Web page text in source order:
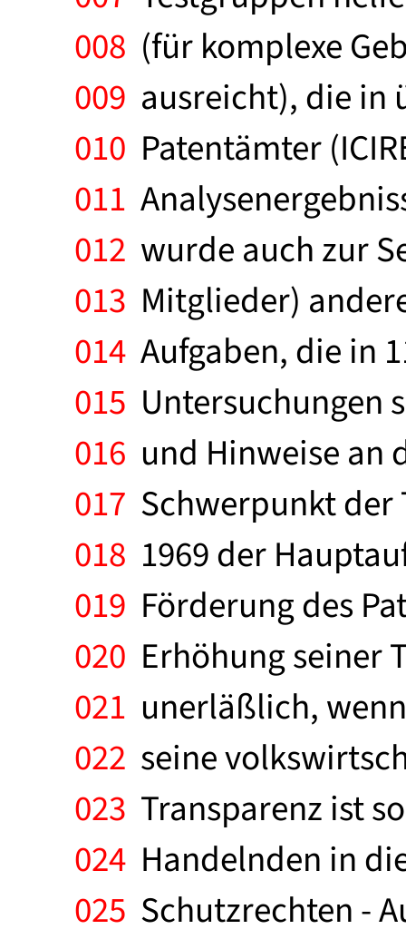
008 (für komplexe
009 ausreicht), die in
010 Patentämter
011
012 wurde auch zur
013 Mitglieder)
014 Aufgaben, die in
015 Untersuchungen
016 und Hinweise an
017 Schwerpunkt der
018 1969 der
019 Förderung des
020 Erhöhung seiner
021 unerläßlich,
022 seine
023 Transparenz ist
024 Handelnden in
025 Schutzrechten -